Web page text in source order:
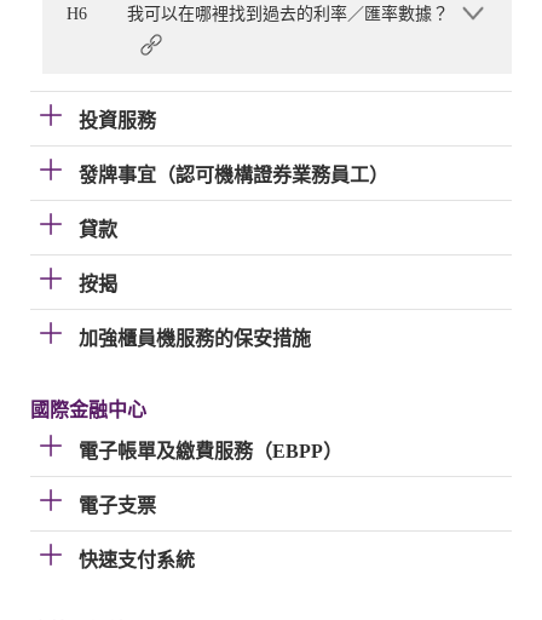
H6 我可以在哪裡找到過去的利率／匯率數據？
投資服務
發牌事宜（認可機構證券業務員工）
貸款
按揭
加強櫃員機服務的保安措施
國際金融中心
電子帳單及繳費服務（EBPP）
電子支票
快速支付系統